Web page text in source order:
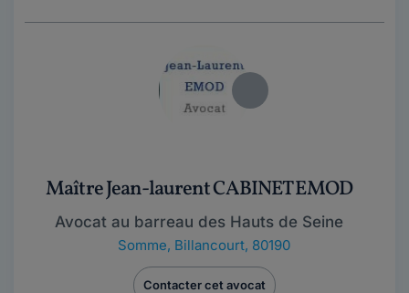
Maître Jean-laurent CABINET EMOD
Avocat au barreau des Hauts de Seine
Somme, Billancourt, 80190
Contacter cet avocat